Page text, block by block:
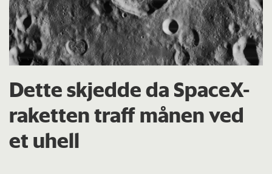
Dette skjedde da SpaceX-
raketten traff månen ved
et uhell